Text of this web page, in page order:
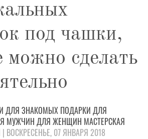
под чашки,
можно сделать
ДЛЯ ЗНАКОМЫХ ПОДАРКИ ДЛЯ
МУЖЧИН ДЛЯ ЖЕНЩИН МАСТЕРСКАЯ
| ВОСКРЕСЕНЬЕ, 07 ЯНВАРЯ 2018